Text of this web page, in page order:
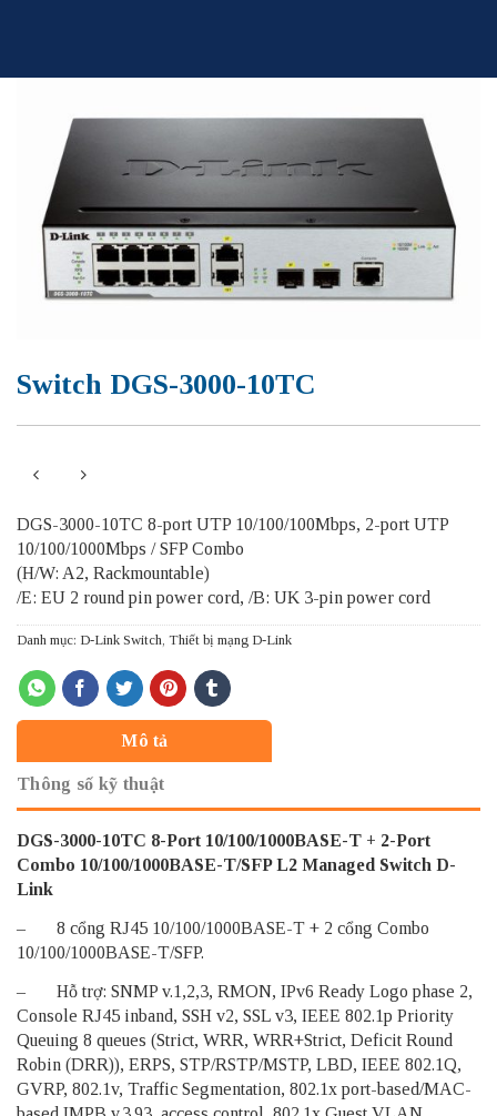
Switch DGS-3000-10TC
DGS-3000-10TC 8-port UTP 10/100/100Mbps, 2-port UTP
10/100/1000Mbps / SFP Combo
(H/W: A2, Rackmountable)
/E: EU 2 round pin power cord, /B: UK 3-pin power cord
Danh mục: D-Link Switch, Thiết bị mạng D-Link
Mô tả
Thông số kỹ thuật
DGS-3000-10TC 8-Port 10/100/1000BASE-T + 2-Port
Combo 10/100/1000BASE-T/SFP L2 Managed Switch D-
Link
– 8 cổng RJ45 10/100/1000BASE-T + 2 cổng Combo
10/100/1000BASE-T/SFP.
– Hỗ trợ: SNMP v.1,2,3, RMON, IPv6 Ready Logo phase 2,
Console RJ45 inband, SSH v2, SSL v3, IEEE 802.1p Priority
Queuing 8 queues (Strict, WRR, WRR+Strict, Deficit Round
Robin (DRR)), ERPS, STP/RSTP/MSTP, LBD, IEEE 802.1Q,
GVRP, 802.1v, Traffic Segmentation, 802.1x port-based/MAC-